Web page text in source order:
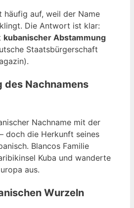
häufig auf, weil der Name
klingt. Die Antwort ist klar:
kubanischer Abstammung
Staatsbürgerschaft
des Nachnamens
Nachname mit der
doch die Herkunft seines
Blancos Familie
Kuba und wanderte
aus.
Wurzeln